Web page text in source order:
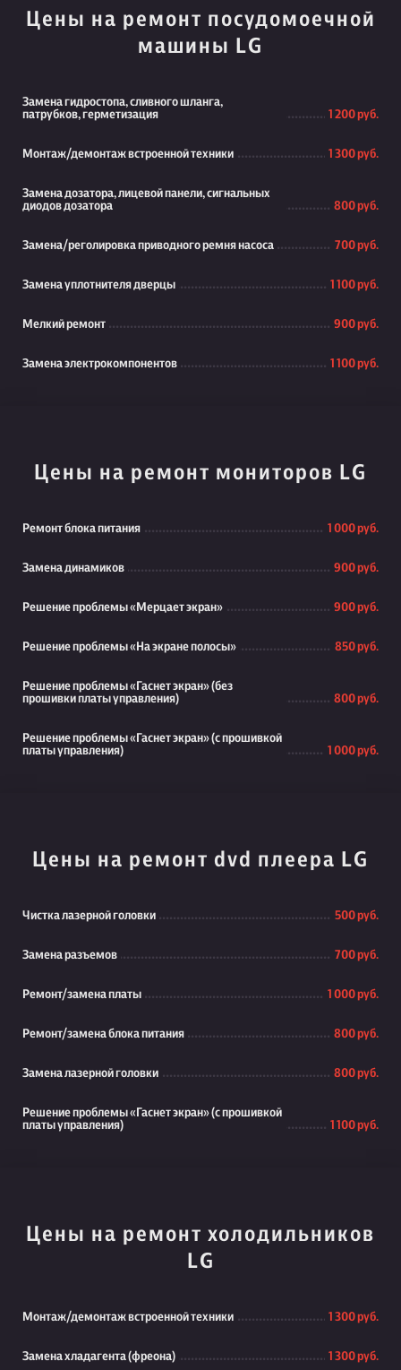
Цены на ремонт посудомоечной
машины LG
Замена гидростопа, сливного шланга,
патрубков, герметизация
1 200 руб.
Монтаж/демонтаж встроенной техники 1 300 руб.
Замена дозатора, лицевой панели, сигнальных
диодов дозатора
800 руб.
Замена/реголировка приводного ремня насоса 700 руб.
Замена уплотнителя дверцы 1 100 руб.
Мелкий ремонт 900 руб.
Замена электрокомпонентов 1 100 руб.
Цены на ремонт мониторов LG
Ремонт блока питания 1 000 руб.
Замена динамиков 900 руб.
Решение проблемы «Мерцает экран» 900 руб.
Решение проблемы «На экране полосы» 850 руб.
Решение проблемы «Гаснет экран» (без
прошивки платы управления)
800 руб.
Решение проблемы «Гаснет экран» (с прошивкой
платы управления)
1 000 руб.
Цены на ремонт dvd плеера LG
Чистка лазерной головки 500 руб.
Замена разъемов 700 руб.
Ремонт/замена платы 1 000 руб.
Ремонт/замена блока питания 800 руб.
Замена лазерной головки 800 руб.
Решение проблемы «Гаснет экран» (с прошивкой
платы управления)
1 100 руб.
Цены на ремонт холодильников
LG
Монтаж/демонтаж встроенной техники 1 300 руб.
Замена хладагента (фреона) 1 300 руб.